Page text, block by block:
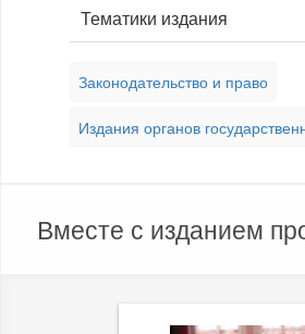
Тематики издания
Законодательство и право
Издания органов
Вместе с изданием